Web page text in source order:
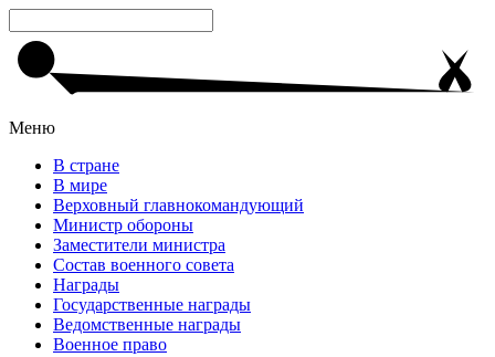
Меню
В стране
В мире
Верховный главнокомандующий
Министр обороны
Заместители министра
Состав военного совета
Награды
Государственные награды
Ведомственные награды
Военное право